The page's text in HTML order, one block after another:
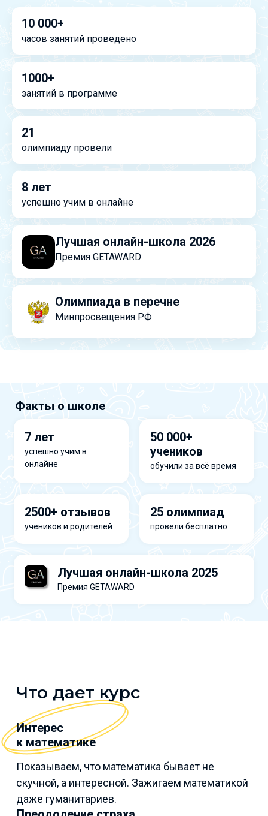
10 000+
часов занятий проведено
1000+
занятий в программе
21
олимпиаду провели
8 лет
успешно учим в онлайне
Лучшая онлайн-школа 2026
Премия GETAWARD
Олимпиада в перечне
Минпросвещения РФ
Факты о школе
7 лет
успешно учим в
онлайне
50 000+
учеников
обучили за всё время
2500+ отзывов
учеников и родителей
25 олимпиад
провели бесплатно
Лучшая онлайн-школа 2025
Премия GETAWARD
Что дает курс
Интерес
к математике
Показываем, что математика бывает не
скучной, а интересной. Зажигаем математикой
даже гуманитариев.